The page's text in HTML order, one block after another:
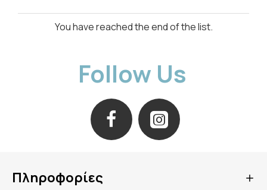
You have reached the end of the list.
Follow Us
Πληροφορίες